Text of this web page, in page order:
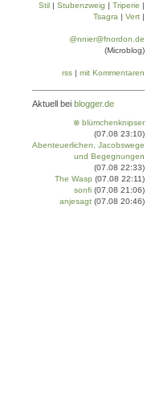
Stil | Stu­ben­zweig | Tri­pe­rie |
Tsa­gra | Vert |
@nnier@fnordon.de
(Microblog)
rss | mit Kommentaren
Aktuell bei blogger.de
⊗ blümchenknipser
(07.08 23:10)
Abenteuerlichen, Jacobswege
und Begegnungen
(07.08 22:33)
The Wasp (07.08 22:11)
sonfi (07.08 21:06)
anjesagt (07.08 20:46)